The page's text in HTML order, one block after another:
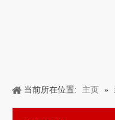
当前所在位置: 主页 »